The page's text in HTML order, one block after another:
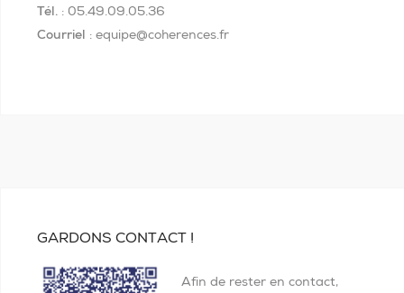
Tél. : 05.49.09.05.36
Courriel : equipe@coherences.fr
GARDONS CONTACT !
Afin de rester en contact,